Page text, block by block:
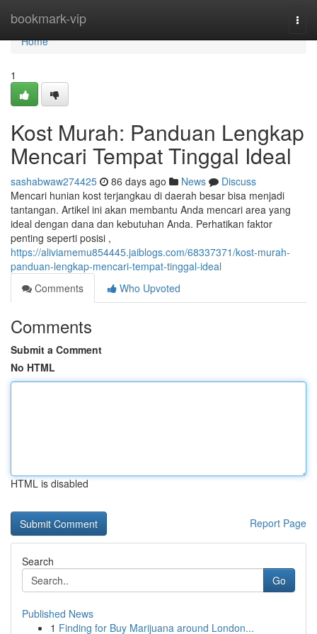
bookmark-vip
Home
Home
1
Kost Murah: Panduan Lengkap
Mencari Tempat Tinggal Ideal
sashabwaw274425 86 days ago News
Discuss
Mencari hunian kost terjangkau di daerah besar bisa menjadi
tantangan. Artikel ini akan membantu Anda mencari area yang
ideal dengan dana dan kebutuhan Anda. Perhatikan faktor
penting seperti posisi ,
https://aliviamemu854445.jaiblogs.com/68337371/kost-murah-
panduan-lengkap-mencari-tempat-tinggal-ideal
Comments
Who Upvoted
Comments
Submit a Comment
No HTML
HTML is disabled
Report Page
Search
Go
Published News
1 Finding for Buy Marijuana around London...